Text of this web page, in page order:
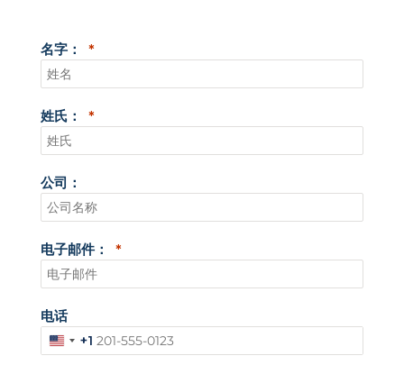
名字：
姓氏：
公司：
电子邮件：
电话
美
+1